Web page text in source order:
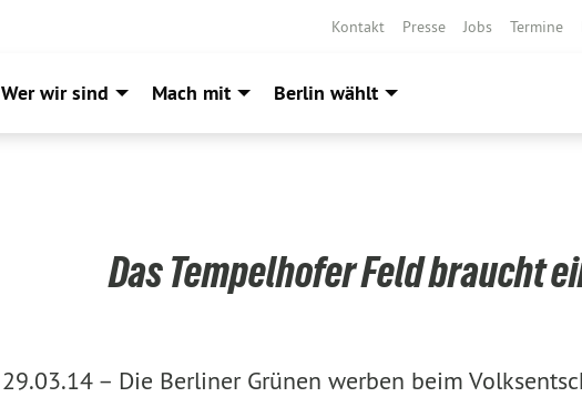
Kontakt Presse Jobs Termine
Wer wir sind Mach mit Berlin wählt
Das Tempelhofer Feld braucht
29.03.14 – Die Berliner Grünen werben beim